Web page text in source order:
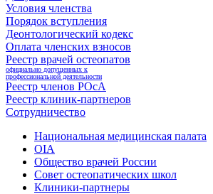
Условия членства
Порядок вступления
Деонтологический кодекс
Оплата членских взносов
Реестр врачей остеопатов
официально допущенных к
профессиональной деятельности
Реестр членов РОсА
Реестр клиник-партнеров
Сотрудничество
Национальная медицинская палата
OIA
Общество врачей России
Совет остеопатических школ
Клиники-партнеры